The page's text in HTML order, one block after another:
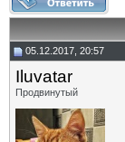
05.12.2017, 20:57
Iluvatar
Продвинутый